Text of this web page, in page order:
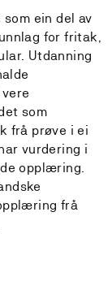
ein del av
for fritak,
Utdanning
som
frå prøve i ei
vurdering i
opplæring.
frå